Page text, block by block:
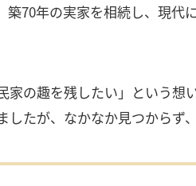
築70年の実家を相続し、現代
家の趣を残したい」という
たが、なかなか見つからず